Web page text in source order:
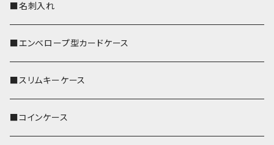
■名刺入れ
■エンベロープ型カードケース
■スリムキーケース
■コインケース